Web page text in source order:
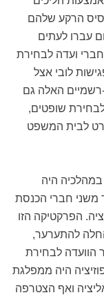
הרקע שלהם
עברו לעתים
ועדה לבחירת
לובי אצל
רשמיים האלה גם
שופטים,
לבית המשפט
היה
משני חברי הכנסת
הפרקטיקה הזו
החלה להתערער,
הוועדה לבחירת
נציג האופוזיציה היה ממפלגת
ואף הצטרפה